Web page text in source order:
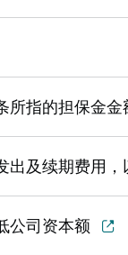
所指的担保金金
及续期费用，
公司资本额